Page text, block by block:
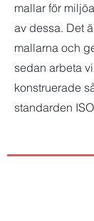
mallar för
av dessa. Det
mallarna och
sedan arbeta
konstruerade
standarden